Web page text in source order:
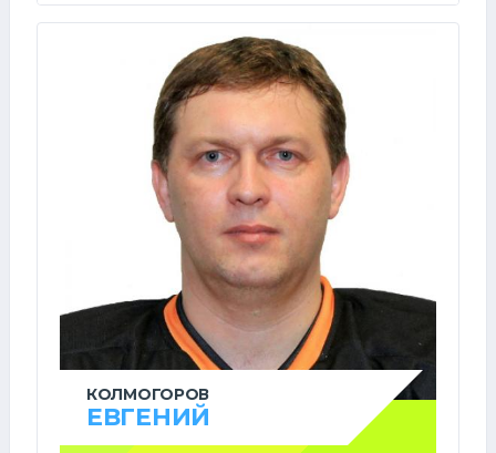
КОЛМОГОРОВ
ЕВГЕНИЙ